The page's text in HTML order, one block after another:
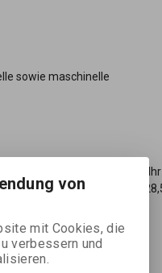
sowie maschinelle
PLN)
Warenkorb zugeben
Lieblingen hinzu
von
mit Cookies, die
verbessern und